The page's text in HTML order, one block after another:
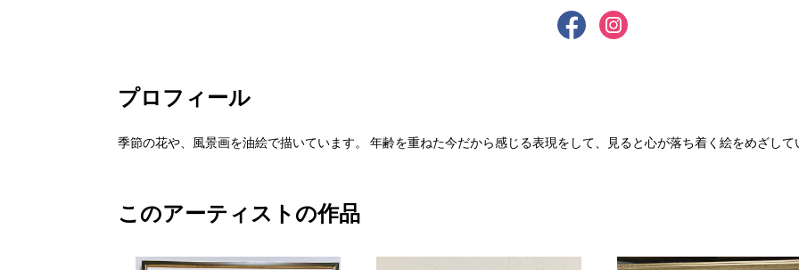
プロフィール
季節の花や、風景画を油絵で描いています。 年齢を重ねた今だから感じる表現をして、見ると心が落ち着く絵をめざして
このアーティストの作品